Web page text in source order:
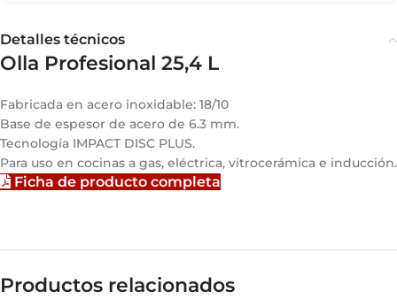
Detalles técnicos
Olla Profesional 25,4 L
Fabricada en acero inoxidable: 18/10
Base de espesor de acero de 6.3 mm.
Tecnología IMPACT DISC PLUS.
Para uso en cocinas a gas, eléctrica, vitrocerámica e inducción.
Ficha de producto completa
Productos relacionados